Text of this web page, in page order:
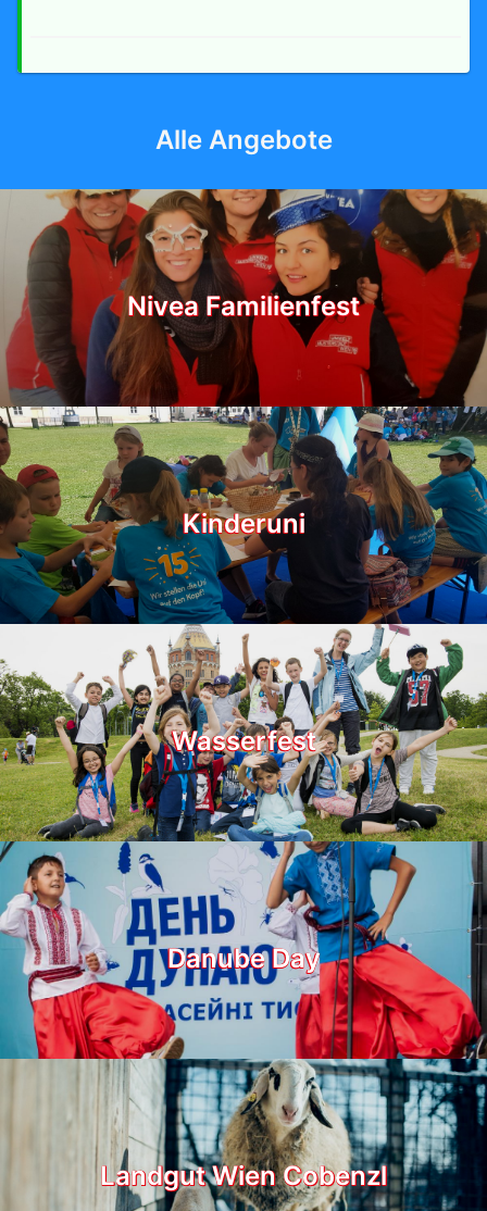
Alle Angebote
Nivea Familienfest
Kinderuni
Wasserfest
Danube Day
Landgut Wien Cobenzl